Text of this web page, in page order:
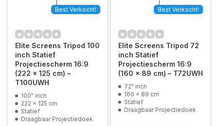
Best Verkocht!
Elite Screens Tripod 100
inch Statief
Projectiescherm 16:9
(222 x 125 cm) –
T100UWH
100" inch
222 x 125 cm
Statief
Draagbaar Projectiedoek
Best Verkocht!
Elite Screens Tripod 72
inch Statief
Projectiescherm 16:9
(160 x 89 cm) – T72UWH
72" inch
160 x 89 cm
Statief
Draagbaar Projectiedoek